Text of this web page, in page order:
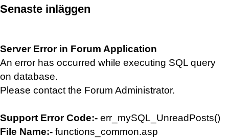
Senaste inläggen
Server Error in Forum Application
An error has occurred while executing SQL query
on database.
Please contact the Forum Administrator.
Support Error Code:- err_mySQL_UnreadPosts()
File Name:- functions_common.asp